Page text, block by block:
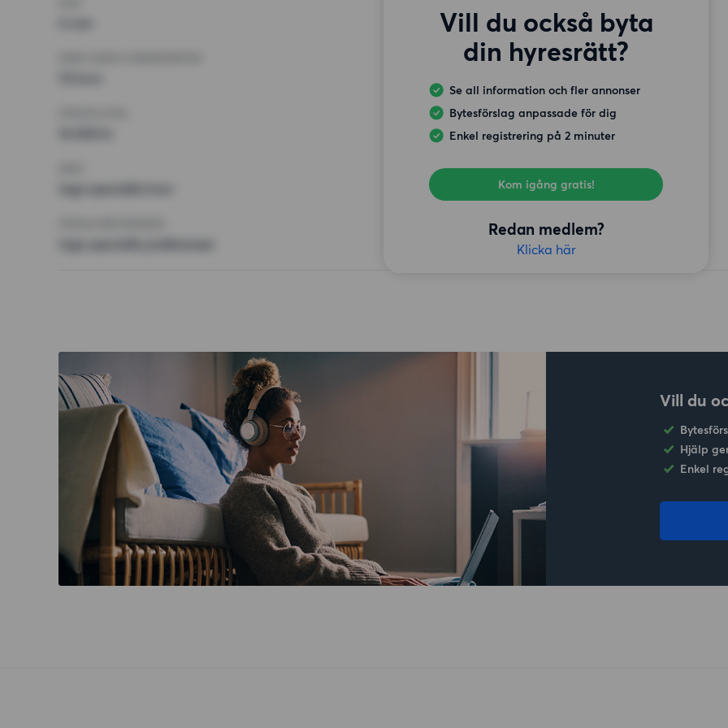
Vill du också byta
din hyresrätt?
Se all information och fler annonser
Bytesförslag anpassade för dig
Enkel registrering på 2 minuter
Kom igång gratis!
Redan medlem?
Klicka här
Vill du
Hjälp
Enkel